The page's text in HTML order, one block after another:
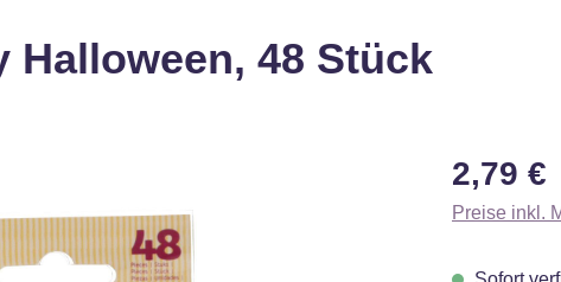
48 Stück
Regulärer
2,79 €
Preise inkl.